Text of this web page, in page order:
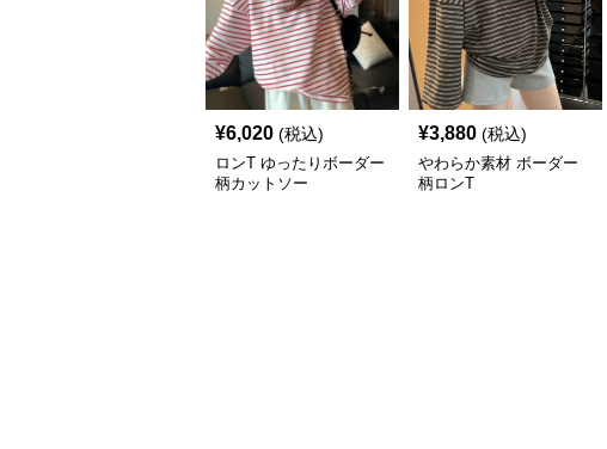
¥6,020 (税込)
ロンT ゆったりボーダー
柄カットソー
¥3,880 (税込)
やわらか素材 ボーダー
柄ロンT